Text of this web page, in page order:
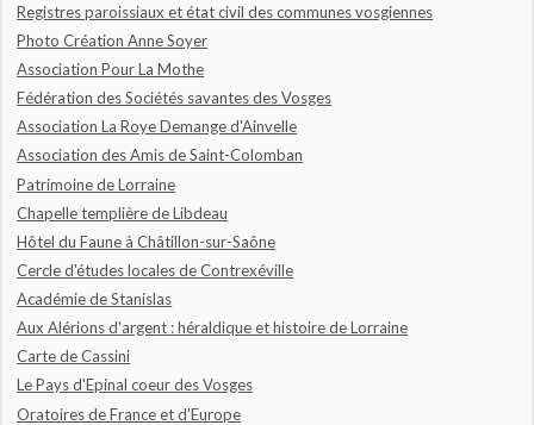
Registres paroissiaux et état civil des communes vosgiennes
Photo Création Anne Soyer
Association Pour La Mothe
Fédération des Sociétés savantes des Vosges
Association La Roye Demange d'Ainvelle
Association des Amis de Saint-Colomban
Patrimoine de Lorraine
Chapelle templière de Libdeau
Hôtel du Faune à Châtillon-sur-Saône
Cercle d'études locales de Contrexéville
Académie de Stanislas
Aux Alérions d'argent : héraldique et histoire de Lorraine
Carte de Cassini
Le Pays d'Epinal coeur des Vosges
Oratoires de France et d'Europe